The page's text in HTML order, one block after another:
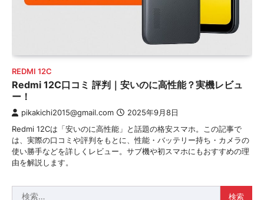
REDMI 12C
Redmi 12C口コミ 評判｜安いのに高性能？実機レビュ
ー！
pikakichi2015@gmail.com 2025年9月8日
Redmi 12Cは「安いのに高性能」と話題の格安スマホ。この記事で
は、実際の口コミや評判をもとに、性能・バッテリー持ち・カメラの
使い勝手などを詳しくレビュー。サブ機や初スマホにもおすすめの理
由を解説します。